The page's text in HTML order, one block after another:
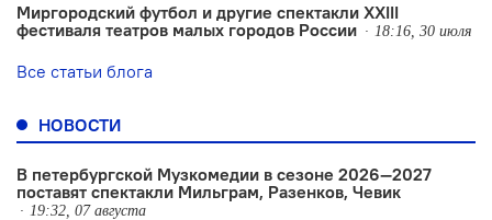
Миргородский футбол и другие спектакли XXIII
фестиваля театров малых городов России
18:16, 30 июля
Все статьи блога
НОВОСТИ
В петербургской Музкомедии в сезоне 2026—2027
поставят спектакли Мильграм, Разенков, Чевик
19:32, 07 августа